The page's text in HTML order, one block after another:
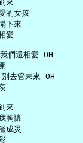
來
的女孩
下來
愛
們還相愛 OH
去管未來 OH
來
胸懷
成災